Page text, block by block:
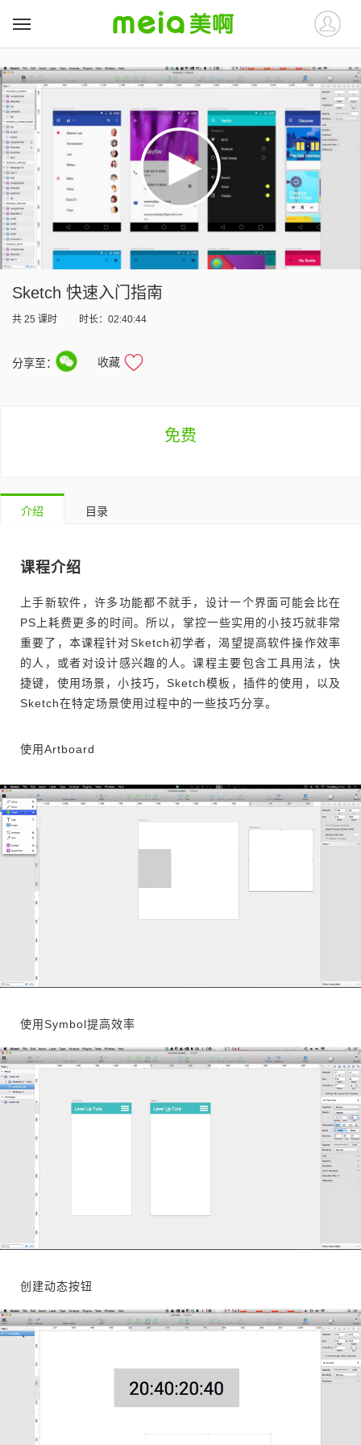
Sketch 快速入门指南
共 25 课时 时长：02:40:44
分享至： 收藏
免费
介绍 目录
课程介绍
上手新软件，许多功能都不就手，设计一个界面可能会比在
PS上耗费更多的时间。所以，掌控一些实用的小技巧就非常
重要了，本课程针对Sketch初学者，渴望提高软件操作效率
的人，或者对设计感兴趣的人。课程主要包含工具用法，快
捷键，使用场景，小技巧，Sketch模板，插件的使用，以及
Sketch在特定场景使用过程中的一些技巧分享。
使用Artboard
使用Symbol提高效率
创建动态按钮